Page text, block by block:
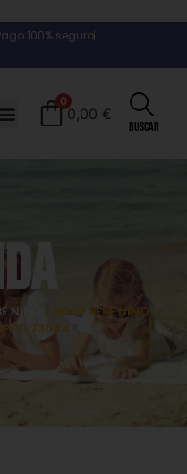
100% seguro
0
0,00 €
Buscar
NIÑO
/ BODY BEBÉ NIÑO
73044